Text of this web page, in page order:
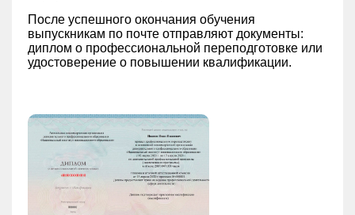
После успешного окончания обучения
выпускникам по почте отправляют документы:
диплом о профессиональной переподготовке или
удостоверение о повышении квалификации.